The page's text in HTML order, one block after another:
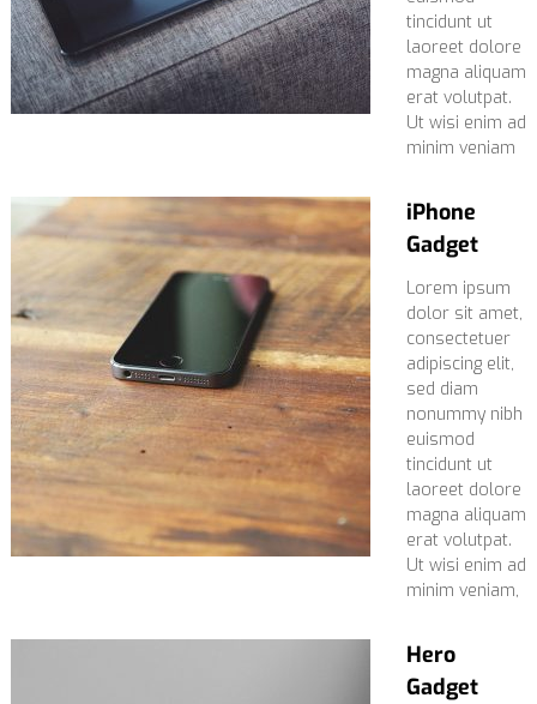
tincidunt ut
laoreet dolore
magna aliquam
erat volutpat.
Ut wisi enim ad
minim veniam
iPhone
Gadget
Lorem ipsum
dolor sit amet,
consectetuer
adipiscing elit,
sed diam
nonummy nibh
euismod
tincidunt ut
laoreet dolore
magna aliquam
erat volutpat.
Ut wisi enim ad
minim veniam,
Hero
Gadget